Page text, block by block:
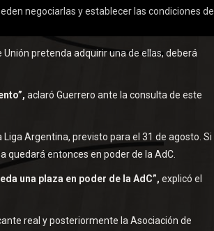
negociarlas y establecer las condiciones de
pretenda adquirir una de ellas, deberá
aclaró Guerrero ante la consulta de este
Argentina, previsto para el 31 de agosto. Si
quedará entonces en poder de la AdC.
una plaza en poder de la AdC”, explicó el
real y posteriormente la Asociación de